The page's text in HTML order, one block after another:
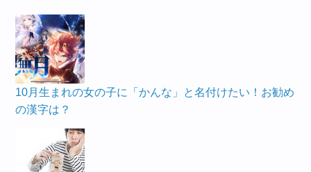
10月生まれの女の子に「かんな」と名付けたい！お勧め
の漢字は？